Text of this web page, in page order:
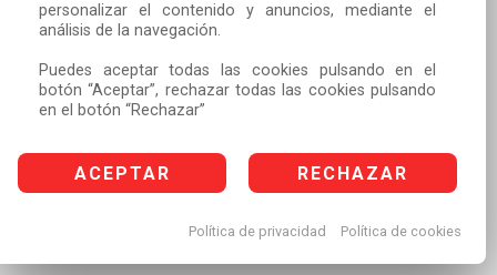
personalizar el contenido y anuncios, mediante el
análisis de la navegación.
Puedes aceptar todas las cookies pulsando en el
botón “Aceptar”, rechazar todas las cookies pulsando
en el botón “Rechazar”
ACEPTAR RECHAZAR
Política de privacidad Política de cookies